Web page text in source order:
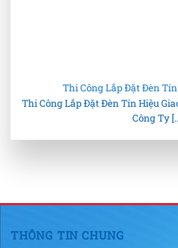
Thi Công Lắp Đặt Đèn
Thi Công Lắp Đặt Đèn Tín Hiệu
Công Ty
THÔNG TIN CHUNG